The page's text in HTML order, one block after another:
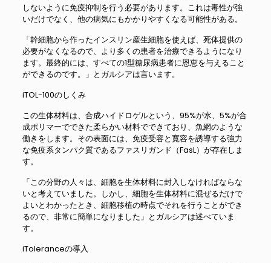
しないように免疫抑制を行う必要があります。これは毒性が強
いだけでなく、他の病気にもかかりやすくなる可能性がある。
「幹細胞から作ったインスリン産生細胞を使えば、死体提供の
必要がなくなるので、より多くの患者を治療できるようになり
ます。最終的には、すべての1型糖尿病患者に恩恵を与えること
ができるのです。」とガルシアは言います。
iTOL-100のしくみ
この生体材料は、合成ハイドロゲルという、95%が水、5%が合
成ポリマーでできた柔らかい材料でできており、魚網のような
働きをします。その表面には、免疫受容と寛容を誘導する強力
な免疫系タンパク質であるファスリガンド（FasL）が存在しま
す。
「この分野の人々は、細胞を生体材料に封入しなければならな
いと考えていました。しかし、細胞を生体材料に混ぜるだけで
よいとわかったとき、細胞移植の時点でそれを行うことができ
るので、非常に簡単になりました」とガルシアは述べていま
す。
iToleranceの導入